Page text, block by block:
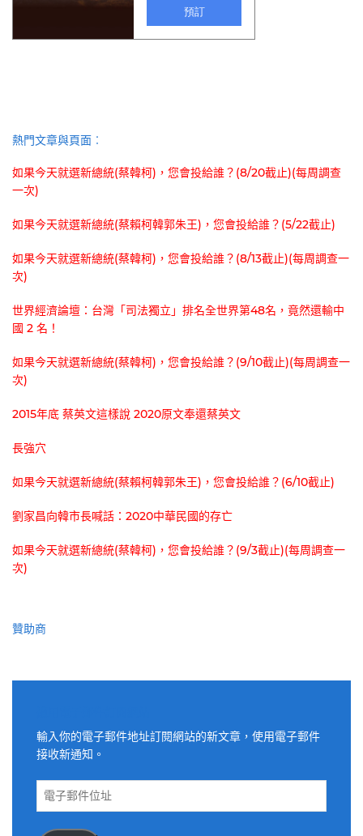
熱門文章與頁面︰
如果今天就選新總統(蔡韓柯)，您會投給誰？(8/20截止)(每周調查
一次)
如果今天就選新總統(蔡賴柯韓郭朱王)，您會投給誰？(5/22截止)
如果今天就選新總統(蔡韓柯)，您會投給誰？(8/13截止)(每周調查一
次)
世界經濟論壇：台灣「司法獨立」排名全世界第48名，竟然還輸中
國 2 名！
如果今天就選新總統(蔡韓柯)，您會投給誰？(9/10截止)(每周調查一
次)
2015年底 蔡英文這樣說 2020原文奉還蔡英文
長強穴
如果今天就選新總統(蔡賴柯韓郭朱王)，您會投給誰？(6/10截止)
劉家昌向韓市長喊話：2020中華民國的存亡
如果今天就選新總統(蔡韓柯)，您會投給誰？(9/3截止)(每周調查一
次)
贊助商
輸入你的電子郵件地址訂閱網站的新文章，使用電子郵件
接收新通知。
電